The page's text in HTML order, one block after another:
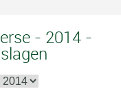
- 2014 -